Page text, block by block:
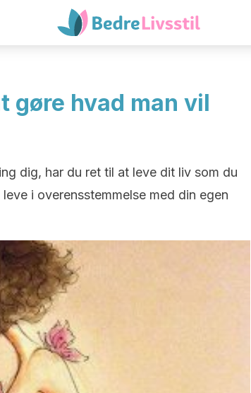
gøre hvad man vil
dig, har du ret til at leve dit liv som du
i overensstemmelse med din egen